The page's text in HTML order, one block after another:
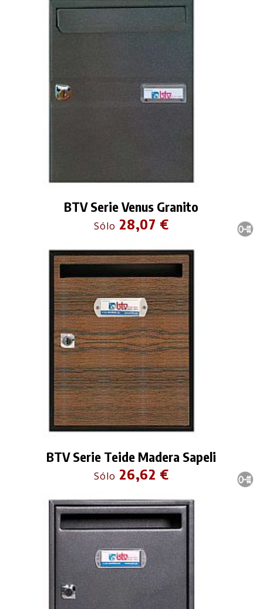
BTV Serie Venus Granito
Sólo 28,07 €
BTV Serie Teide Madera Sapeli
Sólo 26,62 €